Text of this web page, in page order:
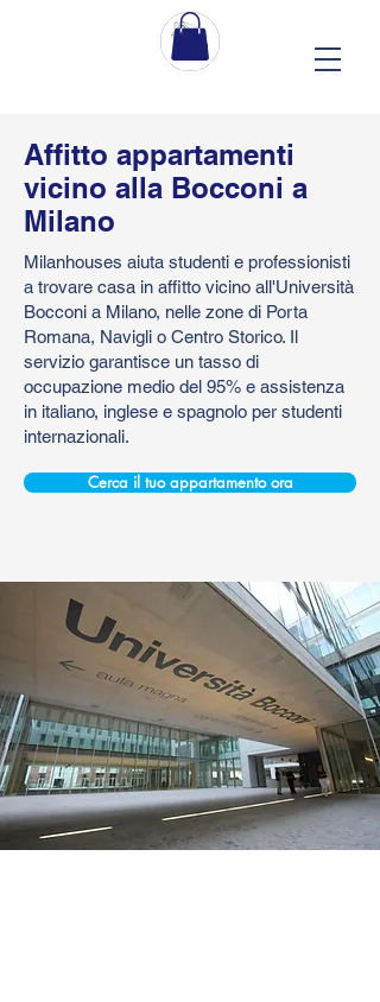
Affitto appartamenti
vicino alla Bocconi a
Milano
Milanhouses aiuta studenti e professionisti
a trovare casa in affitto vicino all'Università
Bocconi a Milano, nelle zone di Porta
Romana, Navigli o Centro Storico. Il
servizio garantisce un tasso di
occupazione medio del 95% e assistenza
in italiano, inglese e spagnolo per studenti
internazionali.
Cerca il tuo appartamento ora